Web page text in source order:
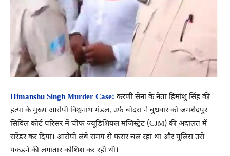
Himanshu Singh Murder Case: करणी सेना के नेता हिमांशु सिंह की
हत्या के मुख्य आरोपी विश्वनाथ मंडल, उर्फ ​​बोदरा ने बुधवार को जमशेदपुर
सिविल कोर्ट परिसर में चीफ ज्यूडिशियल मजिस्ट्रेट (CJM) की अदालत में
सरेंडर कर दिया। आरोपी लंबे समय से फरार चल रहा था और पुलिस उसे
पकड़ने की लगातार कोशिश कर रही थी।